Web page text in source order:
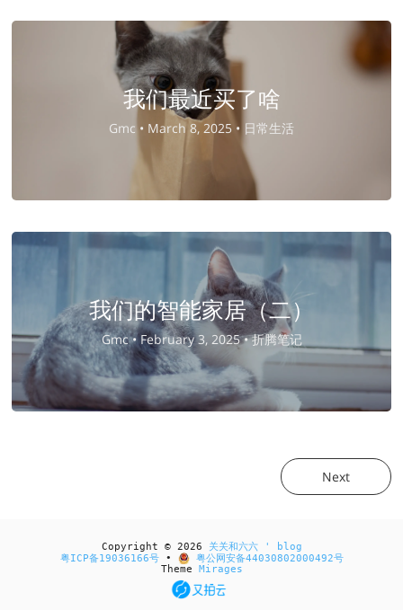
我们最近买了啥
Gmc • March 8, 2025 • 日常生活
我们的智能家居（二）
Gmc • February 3, 2025 •折腾笔记
Next
Copyright © 2026
关关和六六 ' blog
粤ICP备19036166号•
粤公网安备44030802000492号
Theme Mirages